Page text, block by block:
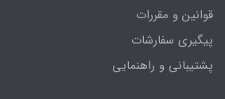
قوانین و مقررات
پیگیری سفارشات
پشتیبانی و راهنمایی